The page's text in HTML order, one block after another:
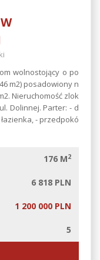
wolnostojący o po
m2) posadowiony n
Nieruchomość zlok
Dolinnej. Parter: - d
- przedpokó
176 M2
6 818 PLN
1 200 000 PLN
5